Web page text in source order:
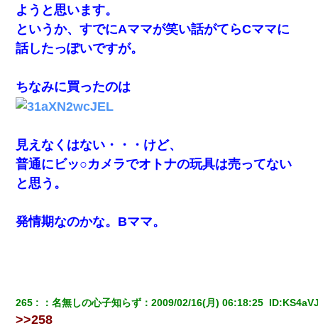
妊娠中に「おいこのブタ女！てめー席譲れ！」と絡まれ腹を殴る
真似された。泣きながら夫に話すと一年後に…
何年か前に妹は離婚している。当時生まれた姪が義弟の子じゃな
かったため妹有責での離婚になり…
２人・・・
200万を貸したコウトから、追加で400万の申し込み、私「無理。
義弟より娘たちが大事」旦那「娘たちが成人したら別れよう」私
高1のとき男に襲われ、不妊の叔母に頼まれて出産。→叔母夫婦が
養子縁組してアメリカに子供を連れ帰った。→9・11で叔母夫婦が
亡くなってしまい…
ようと思います。
というか、すでにAママが笑い話がてらCママに
話したっぽいですが。
ちなみに買ったのは
見えなくはない・・・けど、
普通にビッ○カメラでオトナの玩具は売ってない
と思う。
発情期なのかな。Bママ。
265 ：名無しの心子知らず ：2009/02/16(月) 06:18:25 ID:
>>258